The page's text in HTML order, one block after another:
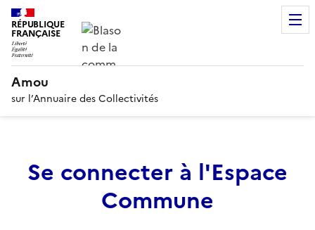
RÉPUBLIQUE
FRANÇAISE
Amou
sur l’Annuaire des Collectivités
Se connecter à l'Espace
Commune